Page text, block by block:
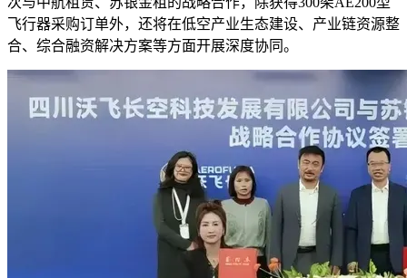
飞行器采购订单外，还将在低空产业生态建设、产业链资源整
合、综合融资解决方案等方面开展深度协同。